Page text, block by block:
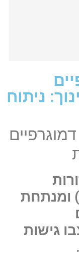
ניתוח
דמוגרפיים (1883-2039) ומנתחת
גישות
.